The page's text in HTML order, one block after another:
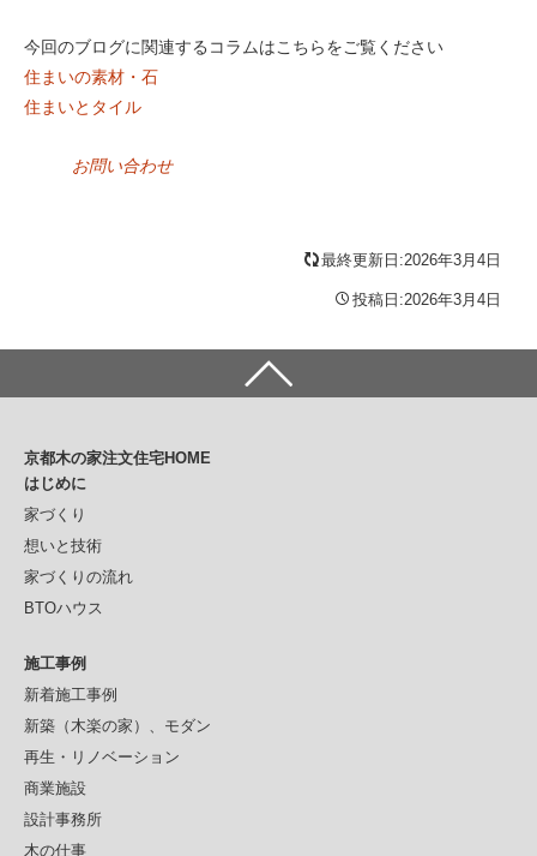
今回のブログに関連するコラムはこちらをご覧ください
住まいの素材・石
住まいとタイル
お問い合わせ
最終更新日:2026年3月4日
投稿日:2026年3月4日
京都木の家注文住宅HOME
はじめに
家づくり
想いと技術
家づくりの流れ
BTOハウス
施工事例
新着施工事例
新築（木楽の家）、モダン
再生・リノベーション
商業施設
設計事務所
木の仕事